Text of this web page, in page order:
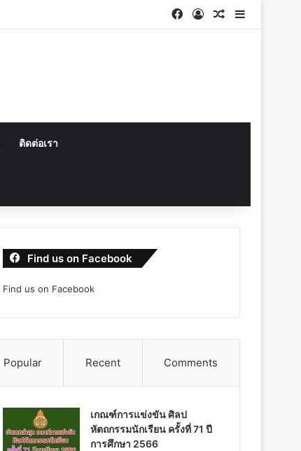
Facebook
Log InRandom
Sidebar
ติดต่อเรา
Find us on Facebook
Find us on Facebook
Popular Recent Comments
เกณฑ์การแข่งขัน ศิลป
หัตถกรรมนักเรียน ครั้งที่ 71 ปี
การศึกษา 2566